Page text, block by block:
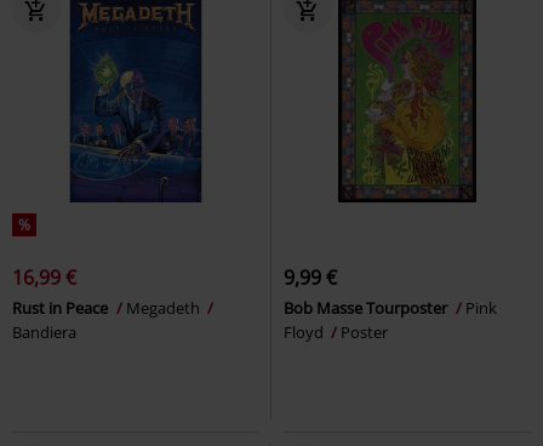
%
16,99 €
Rust in Peace
Megadeth
Bandiera
9,99 €
Bob Masse Tourposter
Pink
Floyd
Poster